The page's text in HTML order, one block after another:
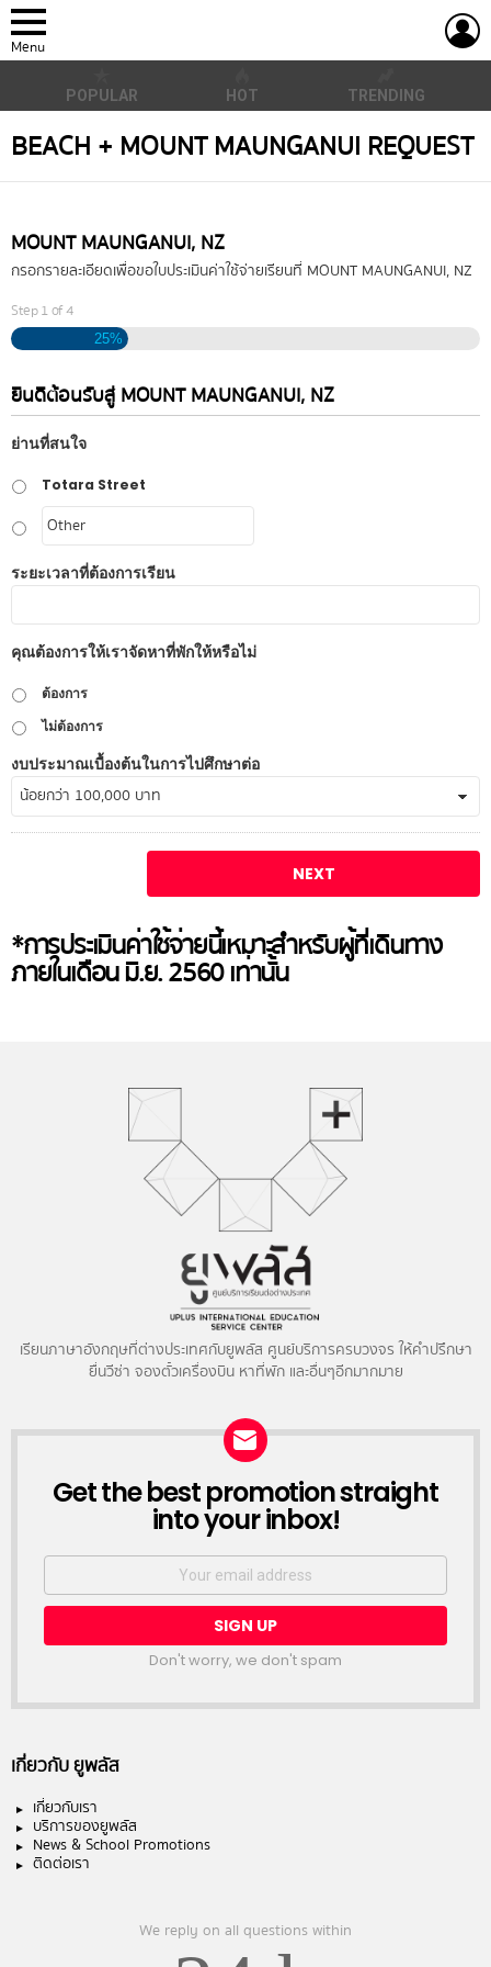
Menu
POPULAR HOT TRENDING
BEACH + MOUNT MAUNGANUI REQUEST
MOUNT MAUNGANUI, NZ
กรอกรายละเอียดเพื่อขอใบประเมินค่าใช้จ่ายเรียนที่ MOUNT MAUNGANUI, NZ
Step1of4
25%
ยินดีต้อนรับสู่ MOUNT MAUNGANUI, NZ
ย่านที่สนใจ
Totara Street
ระยะเวลาที่ต้องการเรียน
คุณต้องการให้เราจัดหาที่พักให้หรือไม่
ต้องการ
ไม่ต้องการ
งบประมาณเบื้องต้นในการไปศึกษาต่อ
*การประเมินค่าใช้จ่ายนี้เหมาะสำหรับผู้ที่เดินทาง
ภายในเดือน มิ.ย. 2560 เท่านั้น
เรียนภาษาอังกฤษที่ต่างประเทศกับยูพลัส ศูนย์บริการครบวงจร ให้คำปรึกษา
ยื่นวีซ่า จองตั๋วเครื่องบิน หาที่พัก และอื่นๆอีกมากมาย
NEWSLETTER
Get the best promotion straight
into your inbox!
Email
Don't worry, we don't spam
เกี่ยวกับ ยูพลัส
เกี่ยวกับเรา
บริการของยูพลัส
News & School Promotions
ติดต่อเรา
We reply on all questions within